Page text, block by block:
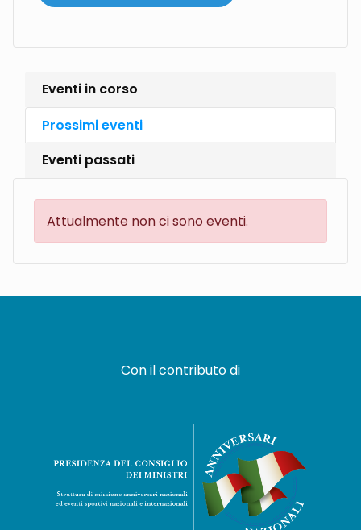
Eventi in corso
Prossimi eventi
Eventi passati
Attualmente non ci sono eventi.
Con il contributo di